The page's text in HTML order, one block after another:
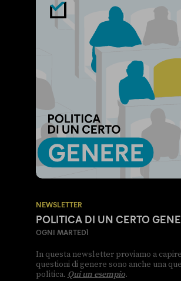
NEWSLETTER
POLITICA DI UN CERTO
OGNI MARTEDÌ
In questa newsletter proviamo a
questioni di genere sono anche una
politica. Qui un esempio.